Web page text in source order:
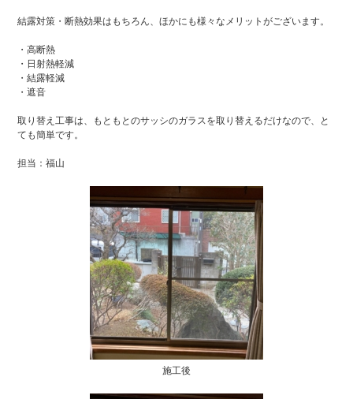
結露対策・断熱効果はもちろん、ほかにも様々なメリットがございます。
・高断熱
・日射熱軽減
・結露軽減
・遮音
取り替え工事は、もともとのサッシのガラスを取り替えるだけなので、と
ても簡単です。
担当：福山
施工後